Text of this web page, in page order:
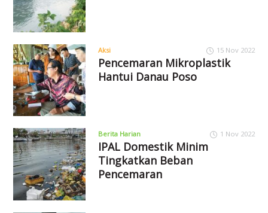
Aksi 15 Nov 2022
Pencemaran Mikroplastik
Hantui Danau Poso
Berita Harian 1 Nov 2022
IPAL Domestik Minim
Tingkatkan Beban
Pencemaran